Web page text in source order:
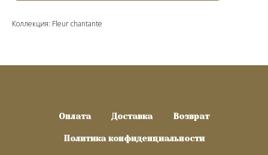
Коллекция: Fleur chantante
Оплата Доставка Возврат
Политика конфиденциальности